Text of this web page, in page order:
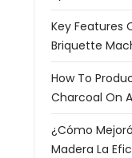
Key Features
Briquette
How To
Charcoal On
¿Cómo
Madera La